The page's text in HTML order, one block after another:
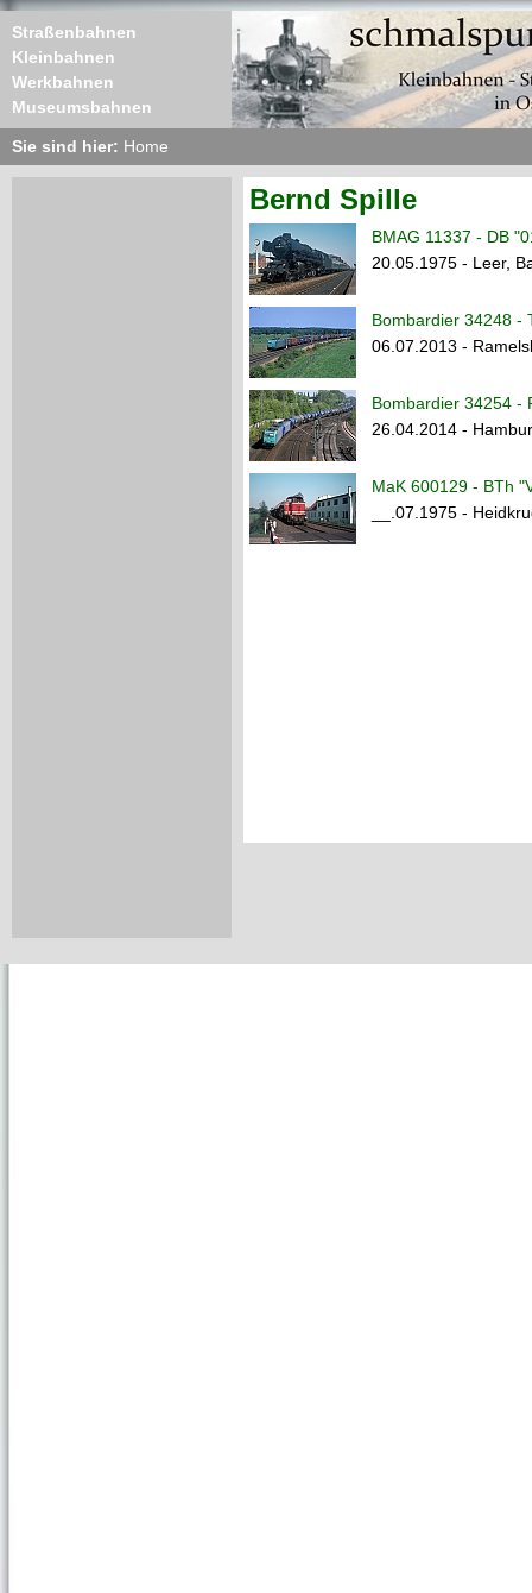
Straßenbahnen
Kleinbahnen
Werkbahnen
Museumsbahnen
Sie sind hier: Home
Bernd Spille
BMAG 11337 - DB
20.05.1975 - Leer,
Bombardier 34248 -
06.07.2013 -
Bombardier 34254 -
26.04.2014 -
MaK 600129 - BTh
__.07.1975 -